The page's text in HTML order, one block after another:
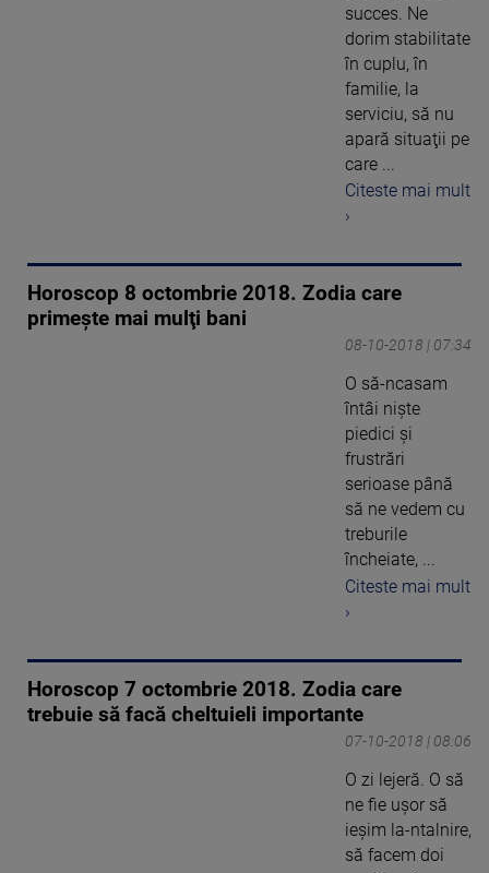
succes. Ne
dorim stabilitate
în cuplu, în
familie, la
serviciu, să nu
apară situaţii pe
care ...
Citeste mai mult
›
Horoscop 8 octombrie 2018. Zodia care
primeşte mai mulţi bani
08-10-2018 | 07:34
O să-ncasam
întâi nişte
piedici şi
frustrări
serioase până
să ne vedem cu
treburile
încheiate, ...
Citeste mai mult
›
Horoscop 7 octombrie 2018. Zodia care
trebuie să facă cheltuieli importante
07-10-2018 | 08:06
O zi lejeră. O să
ne fie uşor să
ieşim la-ntalnire,
să facem doi